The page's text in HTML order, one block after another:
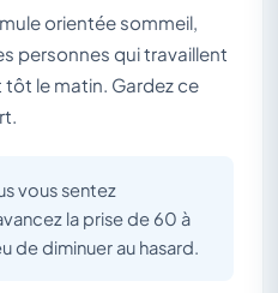
orientée sommeil,
personnes qui travaillent
le matin. Gardez ce
vous sentez
la prise de 60 à
de diminuer au hasard.